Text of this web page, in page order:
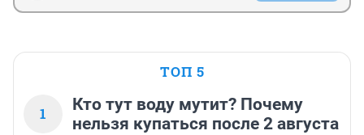
ТОП 5
1
Кто тут воду мутит? Почему
нельзя купаться после 2 августа